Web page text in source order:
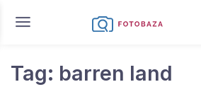
Tag: barren land